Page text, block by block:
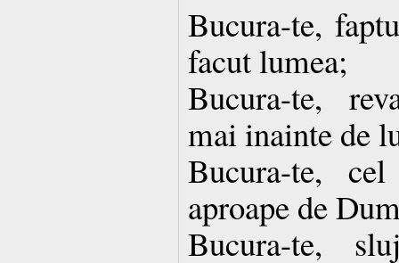
Bucura-te,
facut lumea;
Bucura-te,
mai inainte de
Bucura-te,
aproape de
Bucura-te,